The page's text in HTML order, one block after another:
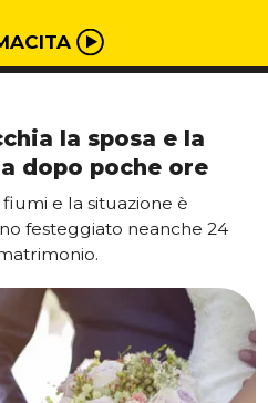
la sposa e la
dopo poche ore
fiumi e la situazione è
festeggiato neanche 24